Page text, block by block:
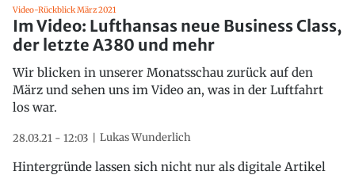
Video-Rückblick März 2021
Im Video: Lufthansas neue Business Class,
der letzte A380 und mehr
Wir blicken in unserer Monatsschau zurück auf den
März und sehen uns im Video an, was in der Luftfahrt
los war.
28.03.21 - 12:03 Lukas Wunderlich
Hintergründe lassen sich nicht nur als digitale Artikel